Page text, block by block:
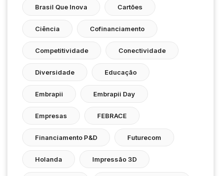
Brasil Que Inova Cartões
Ciência Cofinanciamento
Competitividade Conectividade
Diversidade Educação
Embrapii Embrapii Day
Empresas FEBRACE
Financiamento P&D Futurecom
Holanda Impressão 3D